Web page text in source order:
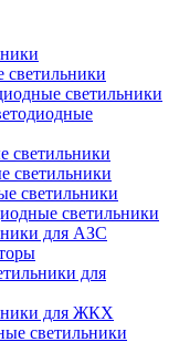
светильники
светильники
светильники
светильники
светильники
светильники
для АЗС
для
для ЖКХ
светильники